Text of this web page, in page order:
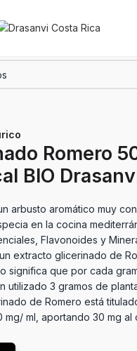
Romero
BIO
arbusto aromático muy
en la cocina
Flavonoides y
extracto glicerinado de
significa que por cada
utilizado 3 gramos de
de Romero está
mg/ ml, aportando 30 mg al